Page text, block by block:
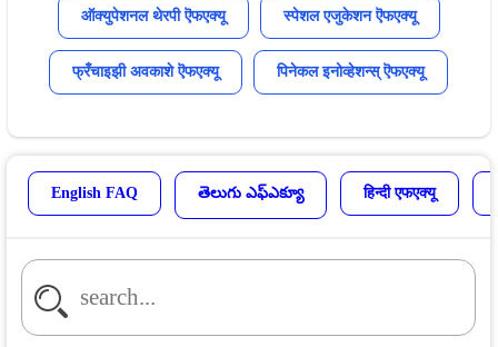
ऑक्युपेशनल थेरपी ऎफएक्यू स्पेशल एजुकेशन ऎफएक्यू
फ्रँचाइझी अवकाशे ऎफएक्यू पिनेकल इनोव्हेशन्स् ऎफएक्यू
English FAQ తెలుగు ఎఫ్ఎక్యూ हिन्दी एफएक्यू